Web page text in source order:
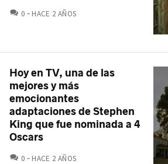
0 COMENTARIOS
HACE 2 AÑOS
Hoy en TV, una de las
mejores y más
emocionantes
adaptaciones de Stephen
King que fue nominada a 4
Oscars
0 COMENTARIOS
HACE 2 AÑOS